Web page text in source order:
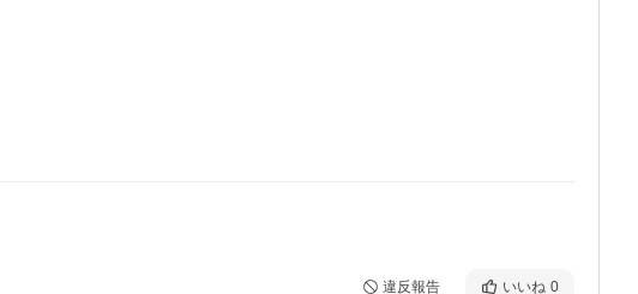
違反報告 いいね 0